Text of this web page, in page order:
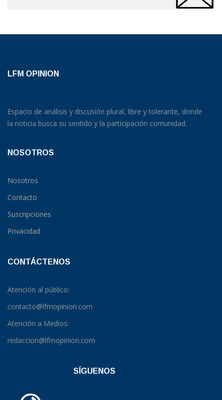
LFM OPINION
Espacio de análisis y discusión plural, libre y tolerante, donde
la noticia busca su sentido y la participación comunidad.
NOSOTROS
Nosotros
Contacto
Suscripciones
Privacidad
CONTÁCTENOS
Atención al público:
contacto@lfmopinion.com
Atención a Medios:
redaccion@lfmopinion.com
SÍGUENOS